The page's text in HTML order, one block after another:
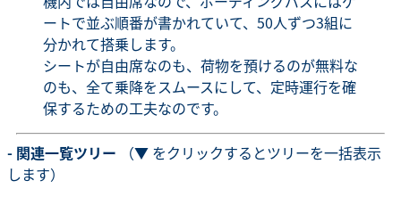
ートで並ぶ順番が書かれていて、50人ずつ3組に
分かれて搭乗します。
シートが自由席なのも、荷物を預けるのが無料な
のも、全て乗降をスムースにして、定時運行を確
保するための工夫なのです。
- 関連一覧ツリー （▼ をクリックするとツリーを一括表示
します）